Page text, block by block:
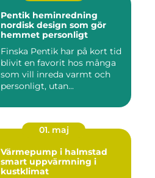
Pentik heminredning
nordisk design som gör
hemmet personligt
Finska Pentik har på kort tid
blivit en favorit hos många
som vill inreda varmt och
personligt, utan...
01. maj
Värmepump i halmstad
smart uppvärmning i
kustklimat